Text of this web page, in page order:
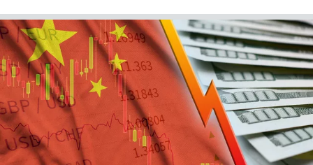
Nombor telefon
1
93
355
213
1684
Jadual panggilan
00:00 — 23:00
Masukkan emel anda